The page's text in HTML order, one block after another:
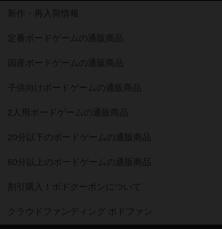
新作・再入荷情報
定番ボードゲームの通販商品
国産ボードゲームの通販商品
子供向けボードゲームの通販商品
2人用ボードゲームの通販商品
20分以下のボードゲームの通販商品
60分以上のボードゲームの通販商品
割引購入！ボドクーポンについて
クラウドファンディング ボドファン